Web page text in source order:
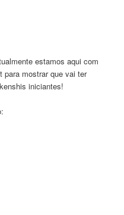
estamos aqui com
para mostrar que vai ter
iniciantes!